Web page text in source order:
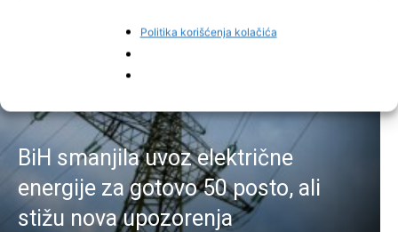
Politika korišćenja kolačića
BiH smanjila uvoz električne
energije za gotovo 50 posto, ali
stižu nova upozorenja